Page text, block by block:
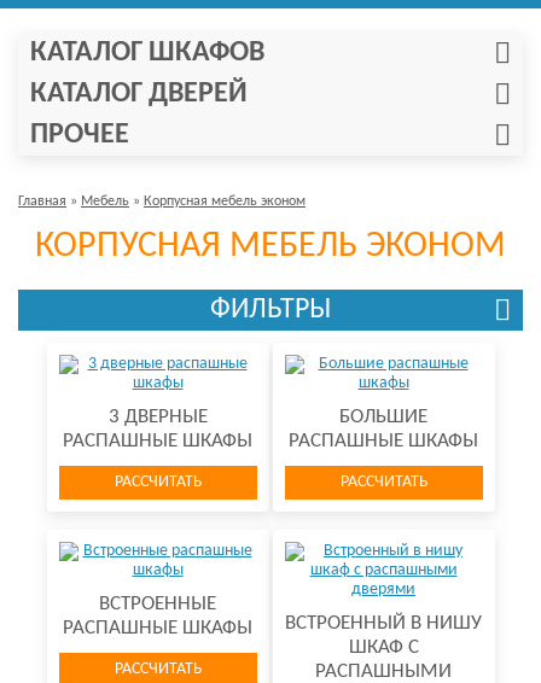
КАТАЛОГ ШКАФОВ
КАТАЛОГ ДВЕРЕЙ
ПРОЧЕЕ
Главная » Мебель » Корпусная мебель эконом
КОРПУСНАЯ МЕБЕЛЬ ЭКОНОМ
ФИЛЬТРЫ
3 ДВЕРНЫЕ
РАСПАШНЫЕ ШКАФЫ
РАССЧИТАТЬ
БОЛЬШИЕ
РАСПАШНЫЕ ШКАФЫ
РАССЧИТАТЬ
ВСТРОЕННЫЕ
РАСПАШНЫЕ ШКАФЫ
РАССЧИТАТЬ
ВСТРОЕННЫЙ В НИШУ
ШКАФ С
РАСПАШНЫМИ